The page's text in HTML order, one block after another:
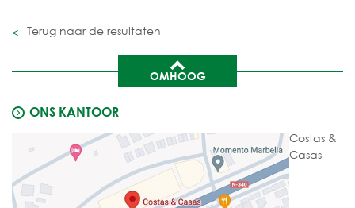
Terug naar de resultaten
OMHOOG
ONS KANTOOR
Costas &
Casas